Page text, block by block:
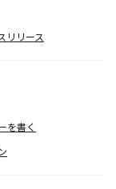
リリース
を書く